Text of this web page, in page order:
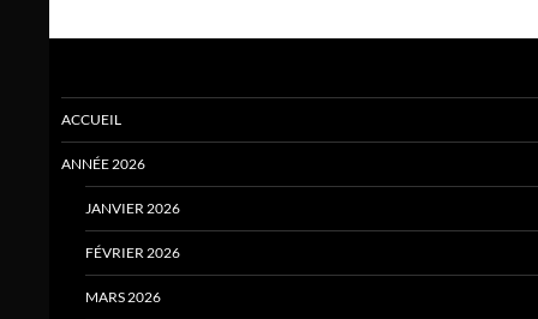
ACCUEIL
ANNÉE 2026
JANVIER 2026
FÉVRIER 2026
MARS 2026